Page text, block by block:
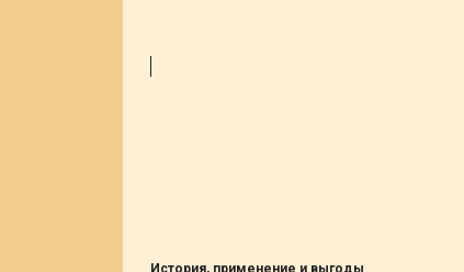
История, применение и выгоды